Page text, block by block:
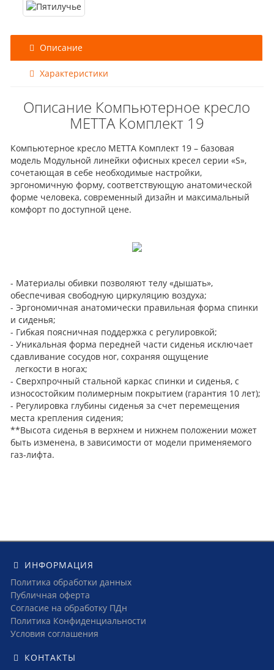
Описание
Характеристики
Описание Компьютерное кресло
МЕТТА Комплект 19
Компьютерное кресло МЕТТА Комплект 19 – базовая
модель Модульной линейки офисных кресел серии «S»,
сочетающая в себе необходимые настройки,
эргономичную форму, соответствующую анатомической
форме человека, современный дизайн и максимальный
комфорт по доступной цене.
- Материалы обивки позволяют телу «дышать»,
обеспечивая свободную циркуляцию воздуха;
- Эргономичная анатомически правильная форма спинки
и сиденья;
- Гибкая поясничная поддержка с регулировкой;
- Уникальная форма передней части сиденья исключает
сдавливание сосудов ног, сохраняя ощущение
легкости в ногах;
- Сверхпрочный стальной каркас спинки и сиденья, с
износостойким полимерным покрытием (гарантия 10 лет);
- Регулировка глубины сиденья за счет перемещения
места крепления сидения;
**Высота сиденья в верхнем и нижнем положении может
быть изменена, в зависимости от модели применяемого
газ-лифта.
ИНФОРМАЦИЯ
Политика обработки данных
Публичная оферта
Согласие на обработку ПДн
Политика Конфиденциальности
Условия соглашения
КОНТАКТЫ